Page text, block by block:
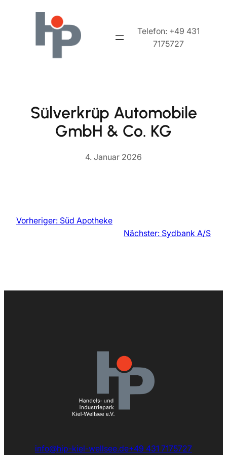
Telefon: +49 431
7175727
Sülverkrüp Automobile
GmbH & Co. KG
4. Januar 2026
Vorheriger: Süd Apotheke
Nächster: Sydbank A/S
info@hip-kiel-wellsee.de+49 431 7175727